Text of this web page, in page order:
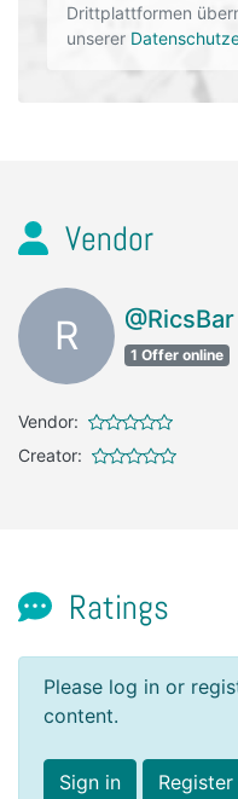
Drittplattformen
unserer
Vendor
R @RicsBar
1 Offer online
Vendor:
Creator:
Ratings
Please log in or
content.
Sign in